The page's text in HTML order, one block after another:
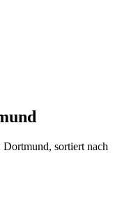
Dortmund, sortiert nach